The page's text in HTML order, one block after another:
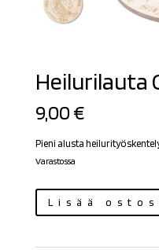
Heilurilauta
9,00€
Pieni alusta
Varastossa
Cat
Lisää